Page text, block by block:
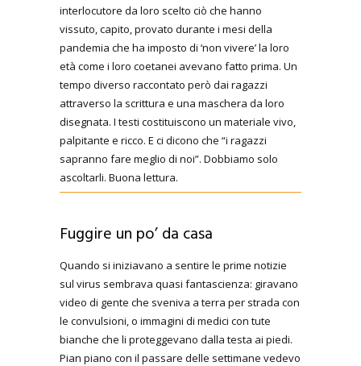
interlocutore da loro scelto ciò che hanno
vissuto, capito, provato durante i mesi della
pandemia che ha imposto di ‘non vivere’ la loro
età come i loro coetanei avevano fatto prima. Un
tempo diverso raccontato però dai ragazzi
attraverso la scrittura e una maschera da loro
disegnata. I testi costituiscono un materiale vivo,
palpitante e ricco. E ci dicono che “i ragazzi
sapranno fare meglio di noi”. Dobbiamo solo
ascoltarli. Buona lettura.
Fuggire un po’ da casa
Quando si iniziavano a sentire le prime notizie
sul virus sembrava quasi fantascienza: giravano
video di gente che sveniva a terra per strada con
le convulsioni, o immagini di medici con tute
bianche che li proteggevano dalla testa ai piedi.
Pian piano con il passare delle settimane vedevo